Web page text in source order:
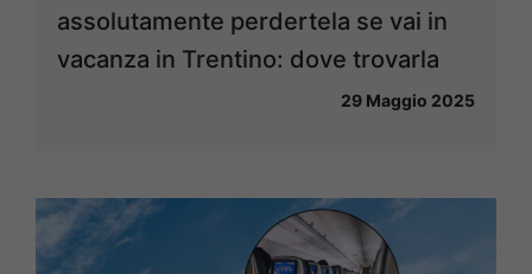
assolutamente perdertela se vai in
vacanza in Trentino: dove trovarla
29 Maggio 2025